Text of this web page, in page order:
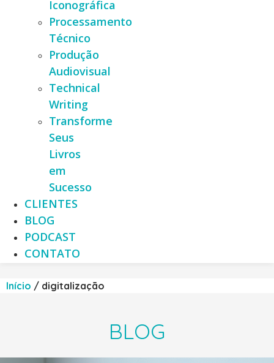
Iconográfica
Processamento
Técnico
Produção
Audiovisual
Technical
Writing
Transforme
Seus
Livros
em
Sucesso
CLIENTES
BLOG
PODCAST
CONTATO
Início / digitalização
BLOG